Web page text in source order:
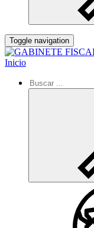
Toggle navigation
Inicio